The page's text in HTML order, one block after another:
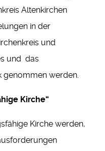
Altenkirchen
in der
und
und das
genommen werden.
Kirche“
Kirche werden,